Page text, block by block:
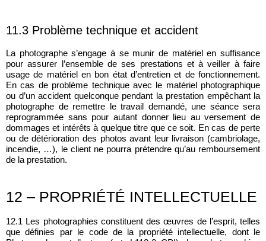
11.3 Problème technique et accident
La photographe s’engage à se munir de matériel en suffisance
pour assurer l’ensemble de ses prestations et à veiller à faire
usage de matériel en bon état d’entretien et de fonctionnement.
En cas de problème technique avec le matériel photographique
ou d’un accident quelconque pendant la prestation empêchant la
photographe de remettre le travail demandé, une séance sera
reprogrammée sans pour autant donner lieu au versement de
dommages et intérêts à quelque titre que ce soit. En cas de perte
ou de détérioration des photos avant leur livraison (cambriolage,
incendie, …), le client ne pourra prétendre qu’au remboursement
de la prestation.
12 – PROPRIÉTÉ INTELLECTUELLE
12.1 Les photographies constituent des œuvres de l’esprit, telles
que définies par le code de la propriété intellectuelle, dont le